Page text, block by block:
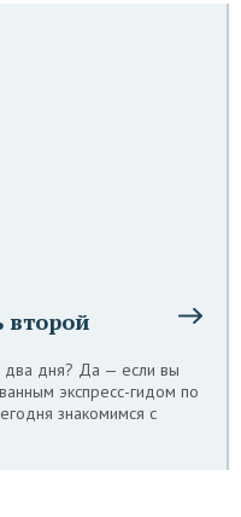
второй
два дня? Да — если вы
экспресс-гидом по
знакомимся с